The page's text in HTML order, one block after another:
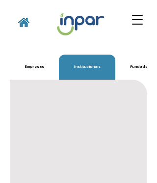
Empresas Institucionais Fundadores